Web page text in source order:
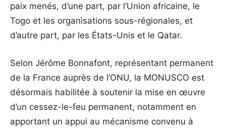
paix menés, d’une part, par l’Union africaine, le
Togo et les organisations sous-régionales, et
d’autre part, par les États-Unis et le Qatar.
Selon Jérôme Bonnafont, représentant permanent
de la France auprès de l’ONU, la MONUSCO est
désormais habilitée à soutenir la mise en œuvre
d’un cessez-le-feu permanent, notamment en
apportant un appui au mécanisme convenu à